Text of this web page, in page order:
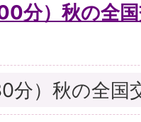
分）秋の全
分）秋の全